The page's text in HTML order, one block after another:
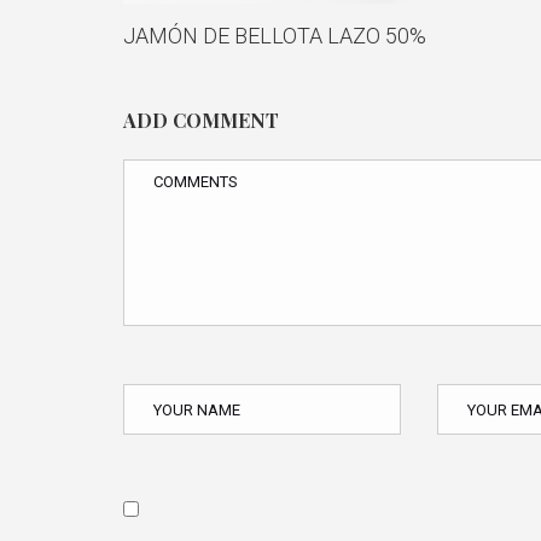
JAMÓN DE BELLOTA LAZO 50%
ADD COMMENT